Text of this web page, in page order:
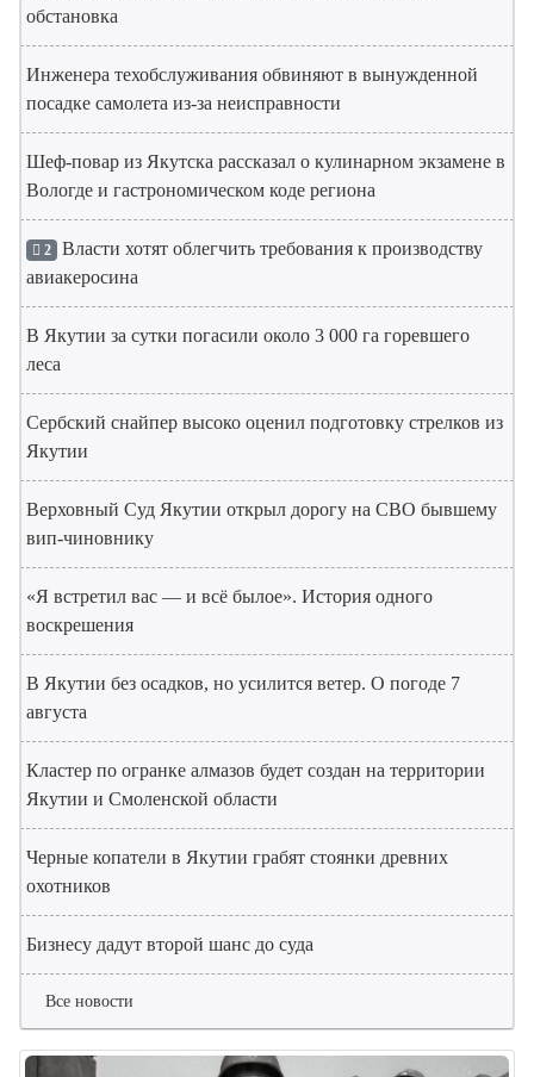
обстановка
Инженера техобслуживания обвиняют в вынужденной
посадке самолета из-за неисправности
Шеф-повар из Якутска рассказал о кулинарном экзамене в
Вологде и гастрономическом коде региона
2 Власти хотят облегчить требования к производству
авиакеросина
В Якутии за сутки погасили около 3 000 га горевшего
леса
Сербский снайпер высоко оценил подготовку стрелков из
Якутии
Верховный Суд Якутии открыл дорогу на СВО бывшему
вип-чиновнику
«Я встретил вас — и всё былое». История одного
воскрешения
В Якутии без осадков, но усилится ветер. О погоде 7
августа
Кластер по огранке алмазов будет создан на территории
Якутии и Смоленской области
Черные копатели в Якутии грабят стоянки древних
охотников
Бизнесу дадут второй шанс до суда
Все новости